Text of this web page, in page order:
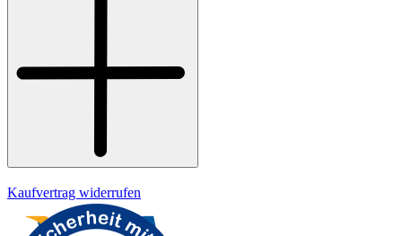
Kaufvertrag widerrufen